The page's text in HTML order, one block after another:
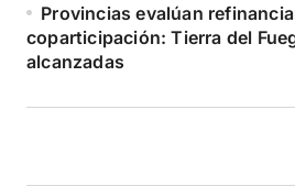
Provincias evalúan
coparticipación: Tierra del
alcanzadas